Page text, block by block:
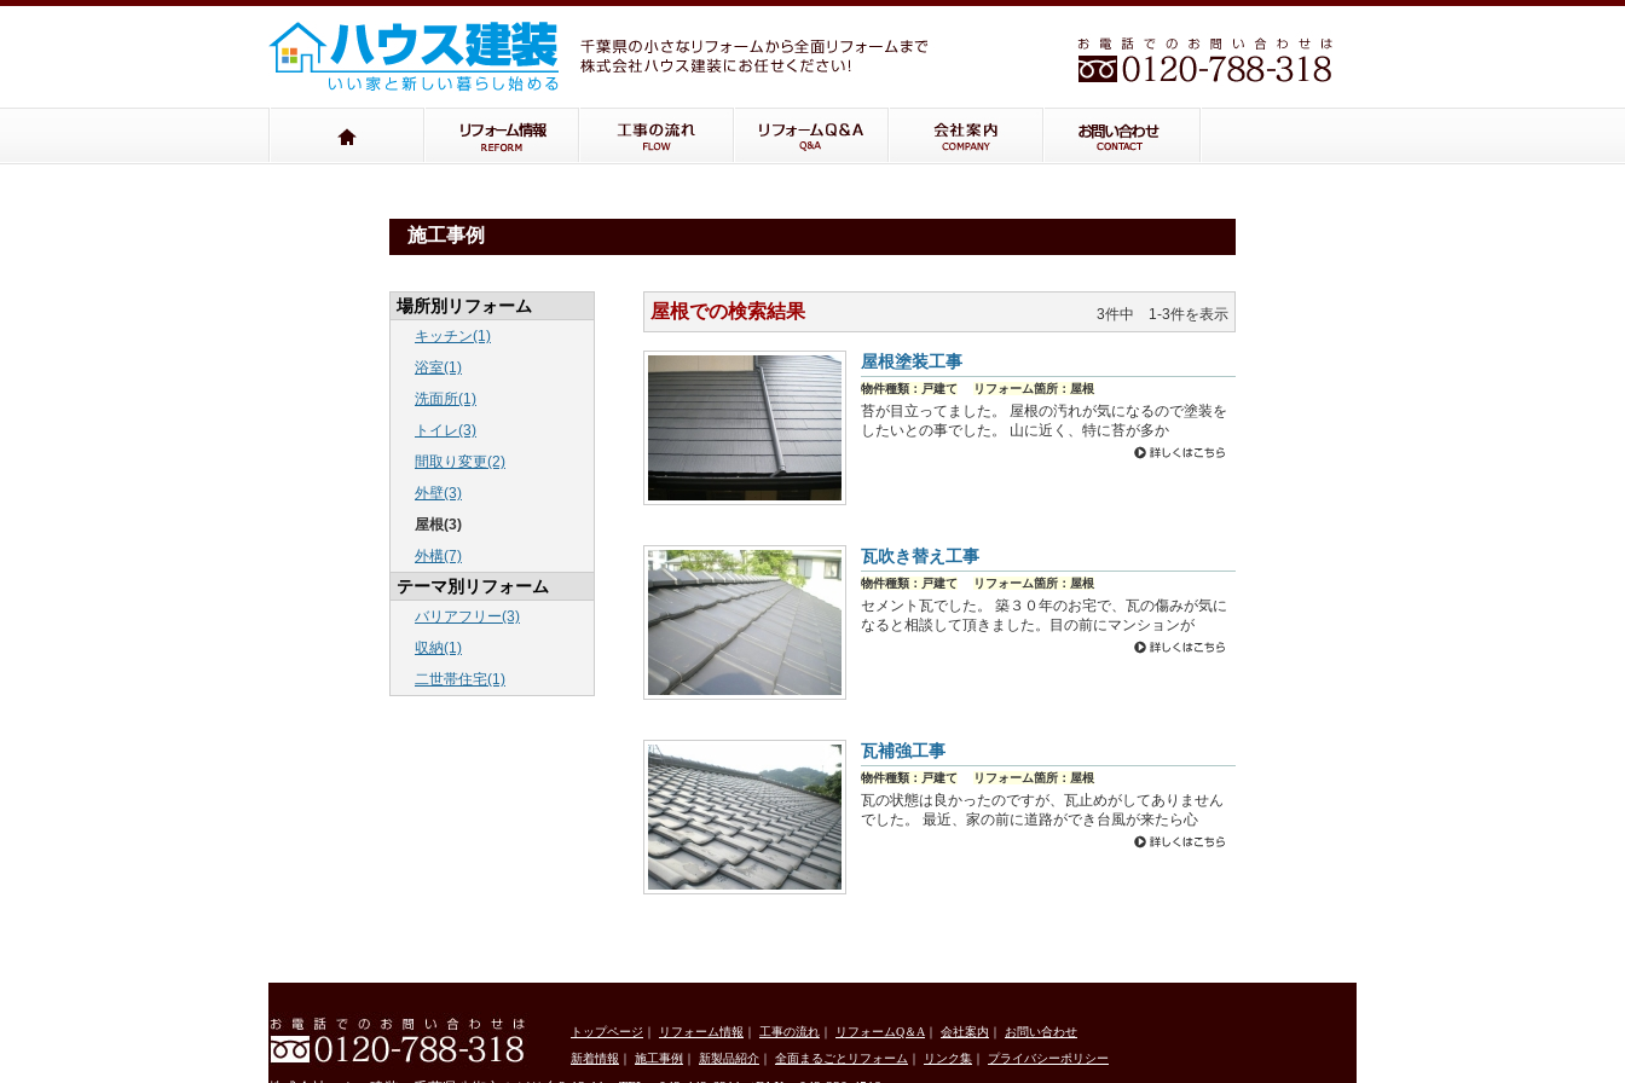
施工事例
場所別リフォーム
キッチン(1)
浴室(1)
洗面所(1)
トイレ(3)
間取り変更(2)
外壁(3)
屋根(3)
外構(7)
テーマ別リフォーム
バリアフリー(3)
収納(1)
二世帯住宅(1)
屋根での検索結果 3件中 1-3件を表示
屋根塗装工事
物件種類：戸建て リフォーム箇所：屋根
苔が目立ってました。 屋根の汚れが気になるので塗装を
したいとの事でした。 山に近く、特に苔が多か
瓦吹き替え工事
物件種類：戸建て リフォーム箇所：屋根
セメント瓦でした。 築３０年のお宅で、瓦の傷みが気に
なると相談して頂きました。目の前にマンションが
瓦補強工事
物件種類：戸建て リフォーム箇所：屋根
瓦の状態は良かったのですが、瓦止めがしてありません
でした。 最近、家の前に道路ができ台風が来たら心
トップページ ｜ リフォーム情報 ｜ 工事の流れ ｜ リフォームQ＆A ｜ 会社案内 ｜ お問い合わせ
新着情報 ｜ 施工事例 ｜ 新製品紹介 ｜ 全面まるごとリフォーム ｜ リンク集 ｜ プライバシーポリシー